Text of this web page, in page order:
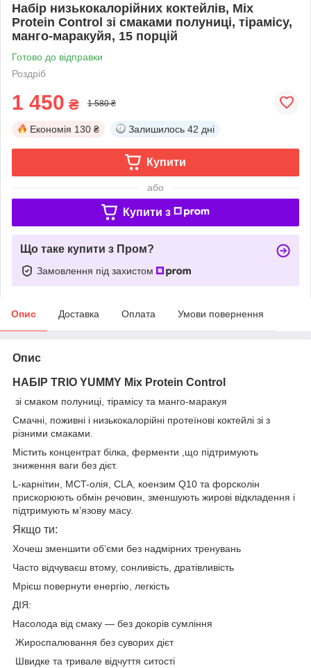
Набір низькокалорійних коктейлів, Mix
Protein Control зі смаками полуниці, тірамісу,
манго-маракуйя, 15 порцій
Готово до відправки
Роздріб
1 450 ₴ 1 580 ₴
Економія 130 ₴ Залишилось 42 дні
Купити
або
Купити з
Що таке купити з Пром?
Замовлення під захистом
Опис Доставка Оплата Умови повернення
Опис
НАБІР TRIO YUMMY Mix Protein Control
зі смаком полуниці, тірамісу та манго-маракуя
Смачні, поживні і низькокалорійні протеїнові коктейлі зі з
різними смаками.
Містить концентрат білка, ферменти ,що підтримують
зниження ваги без дієт.
L-карнітин, MCT-олія, CLA, коензим Q10 та форсколін
прискорюють обмін речовин, зменшують жирові відкладення і
підтримують м’язову масу.
Якщо ти:
Хочеш зменшити об’єми без надмірних тренувань
Часто відчуваєш втому, сонливість, дратівливість
Мрієш повернути енергію, легкість
ДІЯ:
Насолода від смаку — без докорів сумління
Жироспалювання без суворих дієт
Швидке та тривале відчуття ситості